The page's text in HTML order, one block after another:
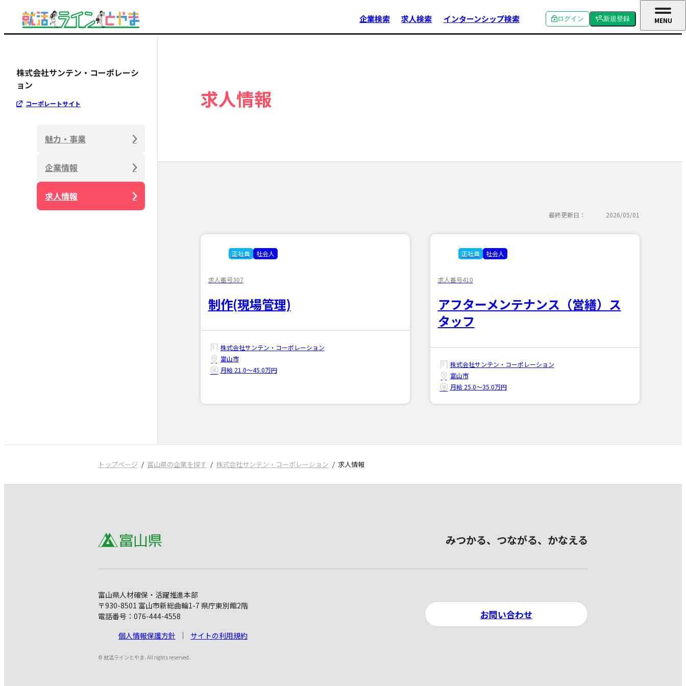
企業検索 求人検索 インターンシップ検索 ログイン 新規登録
株式会社サンテン・コーポレーシ
ョン
コーポレートサイト
魅力・事業
企業情報
求人情報
求人情報
最終更新日： 2026/05/01
正社員 社会人
求人番号307
制作(現場管理)
株式会社サンテン・コーポレーション
富山市
月給 21.0〜45.0万円
正社員 社会人
求人番号410
アフターメンテナンス（営繕）ス
タッフ
株式会社サンテン・コーポレーション
富山市
月給 25.0〜35.0万円
トップページ 富山県の企業を探す 株式会社サンテン・コーポレーション 求人情報
みつかる、つながる、かなえる
富山県人材確保・活躍推進本部
〒930-8501 富山市新総曲輪1-7 県庁東別館2階
電話番号：076-444-4558
個人情報保護方針
サイトの利用規約
お問い合わせ
© 就活ラインとやま. All rights reserved.
MENU